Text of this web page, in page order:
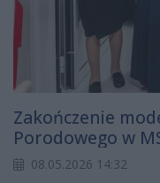
Zakończenie
Porodowego w
08.05.2026 14:32